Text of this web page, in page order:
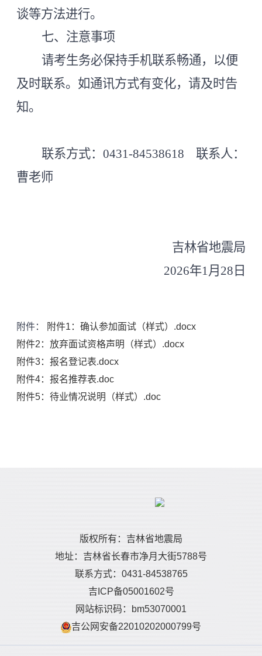
谈等方法进行。
七、注意事项
请考生务必保持手机联系畅通，以便
及时联系。如通讯方式有变化，请及时告
知。
联系方式： 0431-84538618 联系人：
曹老师
吉林省地震局
2026年1月28 日
附件：
附件1：确认参加面试（样式）.docx
附件2：放弃面试资格声明（样式）.docx
附件3：报名登记表.docx
附件4：报名推荐表.doc
附件5：待业情况说明（样式）.doc
版权所有：吉林省地震局
地址：吉林省长春市净月大街5788号
联系方式：0431-84538765
吉ICP备05001602号
网站标识码：bm53070001
吉公网安备22010202000799号